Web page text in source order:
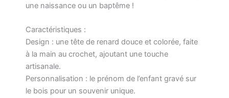
une naissance ou un baptême !
Caractéristiques :
Design : une tête de renard douce et colorée, faite
à la main au crochet, ajoutant une touche
artisanale.
Personnalisation : le prénom de l’enfant gravé sur
le bois pour un souvenir unique.